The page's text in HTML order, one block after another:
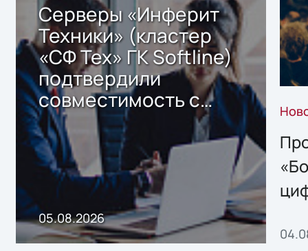
Серверы «Инферит
Техники» (кластер
«СФ Тех» ГК Softline)
подтвердили
совместимость с
решением Sharx
Storage 2.x для
хранения данных
05.08.2026